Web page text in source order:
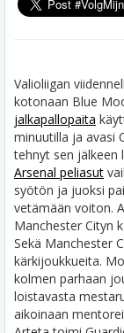
Valioliigan
kotonaan Blue
jalkapallopaita
minuutilla ja avasi
tehnyt sen jälkeen
Arsenal peliasut
syötön ja juoksi
vetämään voiton.
Manchester Cityn
Sekä Manchester
kärkijoukkueita.
kolmen parhaan
loistavasta
aikoinaan